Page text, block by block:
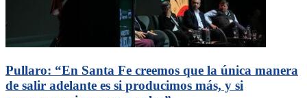
Pullaro: “En Santa Fe creemos que la única manera
de salir adelante es si producimos más, y si